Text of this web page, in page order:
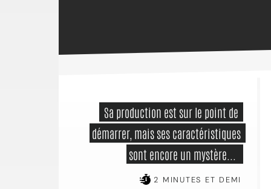
démarrer, mais ses caractéristiques
sont encore un mystère...
2 MINUTES ET DEMI